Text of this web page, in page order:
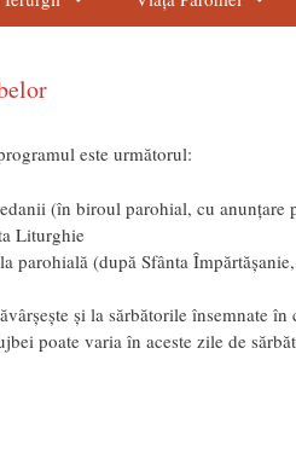
este următorul:
(în biroul parohial, cu anunțare
Liturghie
parohială (după Sfânta
și la sărbătorile însemnate
poate varia în aceste zile de